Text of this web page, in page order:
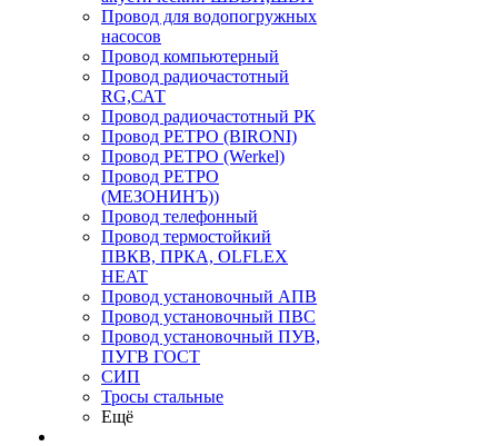
Провод для водопогружных
насосов
Провод компьютерный
Провод радиочастотный
RG,САТ
Провод радиочастотный РК
Провод РЕТРО (BIRONI)
Провод РЕТРО (Werkel)
Провод РЕТРО
(МЕЗОНИНЪ))
Провод телефонный
Провод термостойкий
ПВКВ, ПРКА, OLFLEX
HEAT
Провод установочный АПВ
Провод установочный ПВС
Провод установочный ПУВ,
ПУГВ ГОСТ
СИП
Тросы стальные
Ещё